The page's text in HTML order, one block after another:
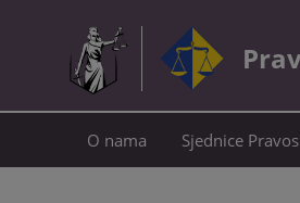
O nama Sjednice